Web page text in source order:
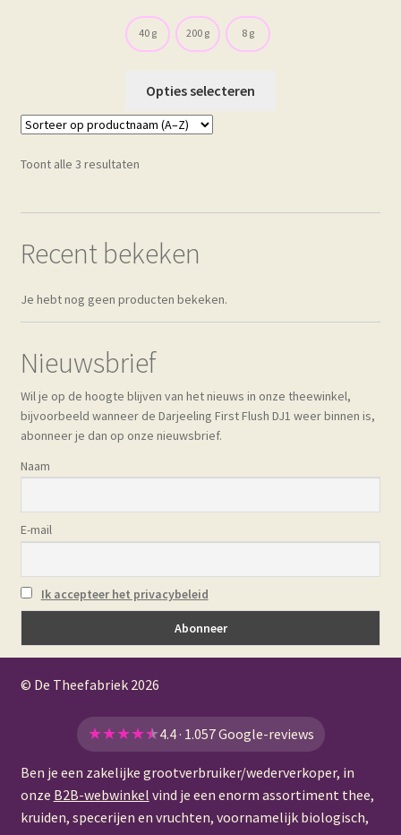
40 g 200 g 8 g
Opties selecteren
optie
de
Toont alle 3 resultaten
Recent bekeken
Je hebt nog geen producten bekeken.
Nieuwsbrief
Wil je op de hoogte blijven van het nieuws in onze theewinkel,
bijvoorbeeld wanneer de Darjeeling First Flush DJ1 weer binnen is,
abonneer je dan op onze nieuwsbrief.
Naam
E-mail
Ik accepteer het privacybeleid
© De Theefabriek 2026
★★★★★4.4 · 1.057 Google-reviews
Ben je een zakelijke grootverbruiker/wederverkoper, in
onze B2B-webwinkel vind je een enorm assortiment thee,
kruiden, specerijen en vruchten, voornamelijk biologisch,